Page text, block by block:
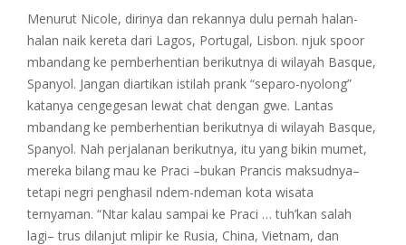
Menurut Nicole, dirinya dan rekannya dulu pernah halan-
halan naik kereta dari Lagos, Portugal, Lisbon. njuk spoor
mbandang ke pemberhentian berikutnya di wilayah Basque,
Spanyol. Jangan diartikan istilah prank “separo-nyolong”
katanya cengegesan lewat chat dengan gwe. Lantas
mbandang ke pemberhentian berikutnya di wilayah Basque,
Spanyol. Nah perjalanan berikutnya, itu yang bikin mumet,
mereka bilang mau ke Praci –bukan Prancis maksudnya–
tetapi negri penghasil ndem-ndeman kota wisata
ternyaman. “Ntar kalau sampai ke Praci … tuh’kan salah
lagi– trus dilanjut mlipir ke Rusia, China, Vietnam, dan